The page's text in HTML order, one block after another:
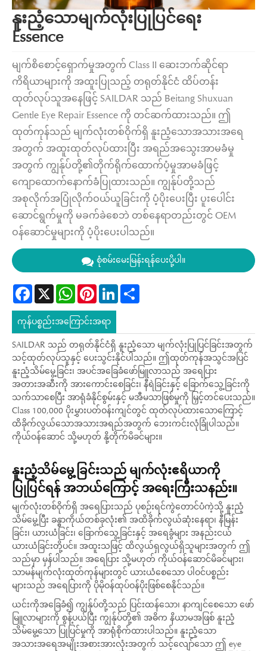
နူးညံ့သောမျက်လုံးပြုပြင်ရေး
Essence
မျက်စိစောင့်ရှောက်မှုအတွက် Class II ဆေးဘက်ဆိုင်ရာ
ကိရိယာများကို အထူးပြုသည့် တရုတ်နိုင်ငံ ထိပ်တန်း
ထုတ်လုပ်သူအနေဖြင့် SAILDAR သည် Beitang Shuxuan
Gentle Eye Repair Essence ကို တင်ဆက်ထားသည်။ ဤ
ထုတ်ကုန်သည် မျက်လုံးတစ်ဝိုက်ရှိ နူးညံ့သောအသားအရေ
အတွက် အထူးထုတ်လုပ်ထားပြီး အရည်အသွေးအာမခံမှု
အတွက် ကျွန်ုပ်တို့၏တိုက်ရိုက်ထောက်ပံ့မှုအာမခံဖြင့်
ကျောထောက်နောက်ခံပြုထားသည်။ ကျွန်ုပ်တို့သည်
အစုလိုက်အပြုံလိုက်ဝယ်ယူခြင်းကို ပံ့ပိုးပေးပြီး ပူးပေါင်း
ဆောင်ရွက်မှုကို မခက်ခဲစေဘဲ တစ်နေရာတည်းတွင် OEM
ဝန်ဆောင်မှုများကို ပံ့ပိုးပေးပါသည်။
စုံစမ်းမေးမြန်းရန်ပေးပို့ပါ။
Facebook
X WhatsAppPinterestLinkedIn
ကုန်ပစ္စည်းအကြောင်းအရာ
SAILDAR သည် တရုတ်နိုင်ငံရှိ နူးညံ့သော မျက်လုံးပြုပြင်ခြင်းအတွက်
သင့်ထုတ်လုပ်သူနှင့် ပေးသွင်းနိုင်ပါသည်။ ဤထုတ်ကုန်အသွင်အပြင်
နူးညံ့သိမ်မွေ့ခြင်း၊ အပင်အခြေခံဖော်မြူလာသည် အရေပြား
အတားအဆီးကို အားကောင်းစေခြင်း၊ နီရဲခြင်းနှင့် ခြောက်သွေ့ခြင်းကို
သက်သာစေပြီး အာရုံခံနိုင်စွမ်းနှင့် မအီမသာဖြစ်မှုကို မြှင့်တင်ပေးသည်။
Class 100,000 ပိုးမွှားပတ်ဝန်းကျင်တွင် ထုတ်လုပ်ထားသောကြောင့်
ထိခိုက်လွယ်သောအသားအရည်အတွက် ဘေးကင်းလုံခြုံပါသည်။
ကိုယ်ဝန်ဆောင် သို့မဟုတ် နို့တိုက်မိခင်များ။
နူးညံ့သိမ်မွေ့ခြင်းသည် မျက်လုံးဧရိယာကို
ပြုပြင်ရန် အဘယ်ကြောင့် အရေးကြီးသနည်း။
မျက်လုံးတစ်ဝိုက်ရှိ အရေပြားသည် ပုစဉ်းရင်ကွဲတောင်ပံကဲ့သို့ နူးညံ့
သိမ်မွေ့ပြီး ခန္ဓာကိုယ်တစ်ခုလုံး၏ အထိခိုက်လွယ်ဆုံးနေရာ၊ နီမြန်း
ခြင်း၊ ယားယံခြင်း၊ ခြောက်သွေ့ခြင်းနှင့် အရေခွံများ အနည်းငယ်
ယားယံခြင်းတို့ပင်။ အထူးသဖြင့် ထိလွယ်ရှလွယ်ရှိသူများအတွက် ဤ
သည်မှာ မှန်ပါသည်။ အရေပြား သို့မဟုတ် ကိုယ်ဝန်ဆောင်မိခင်များ၊
သာမန်မျက်လုံးထုတ်ကုန်များတွင် ယားယံစေသော ပါဝင်ပစ္စည်း
များသည် အရေပြားကို ပိုမိုဝန်ထုပ်ဝန်ပိုးဖြစ်စေနိုင်သည်။
ယင်းကိုအခြေခံ၍ ကျွန်ုပ်တို့သည် ပြင်းထန်သော၊ နာကျင်စေသော ဖော်
မြူလာများကို စွန့်ပယ်ပြီး ကျွန်ုပ်တို့၏ အဓိက နိယာမအဖြစ် နူးညံ့
သိမ်မွေ့သော ပြုပြင်မှုကို အာရုံစိုက်ထားပါသည်။ နူးညံ့သော
အသားအရေအမျိုးအစားအားလုံးအတွက် သင့်လျော်သော ဤ eye